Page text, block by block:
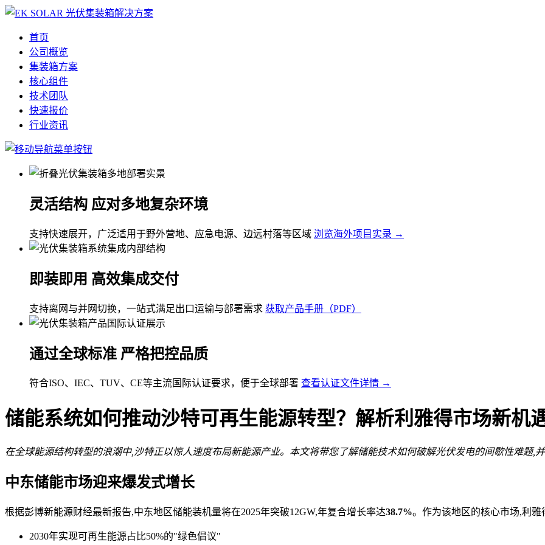
首页
公司概览
集装箱方案
核心组件
技术团队
快速报价
行业资讯
灵活结构 应对多地复杂环境
支持快速展开，广泛适用于野外营地、应急电源、边远村落等区域 浏览海外项目实录 →
即装即用 高效集成交付
支持离网与并网切换，一站式满足出口运输与部署需求 获取产品手册（PDF）
通过全球标准 严格把控品质
符合ISO、IEC、TUV、CE等主流国际认证要求，便于全球部署 查看认证文件详情 →
储能系统如何推动沙特可再生能源转型？解析利雅得市场新机
在全球能源结构转型的浪潮中,沙特正以惊人速度布局新能源产业。本文将带您了解储能技术如何破解光伏发电的间歇性难题,
中东储能市场迎来爆发式增长
根据彭博新能源财经最新报告,中东地区储能装机量将在2025年突破12GW,年复合增长率达38.7%。作为该地区的核心市场,利
2030年实现可再生能源占比50%的"绿色倡议"